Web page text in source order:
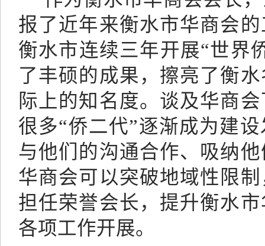
报了近年来衡水市华商会
衡水市连续三年开展“世界
了丰硕的成果，擦亮了衡
际上的知名度。谈及华商
很多“侨二代”逐渐成为建
与他们的沟通合作、吸纳
华商会可以突破地域性限
担任荣誉会长，提升衡水
各项工作开展。